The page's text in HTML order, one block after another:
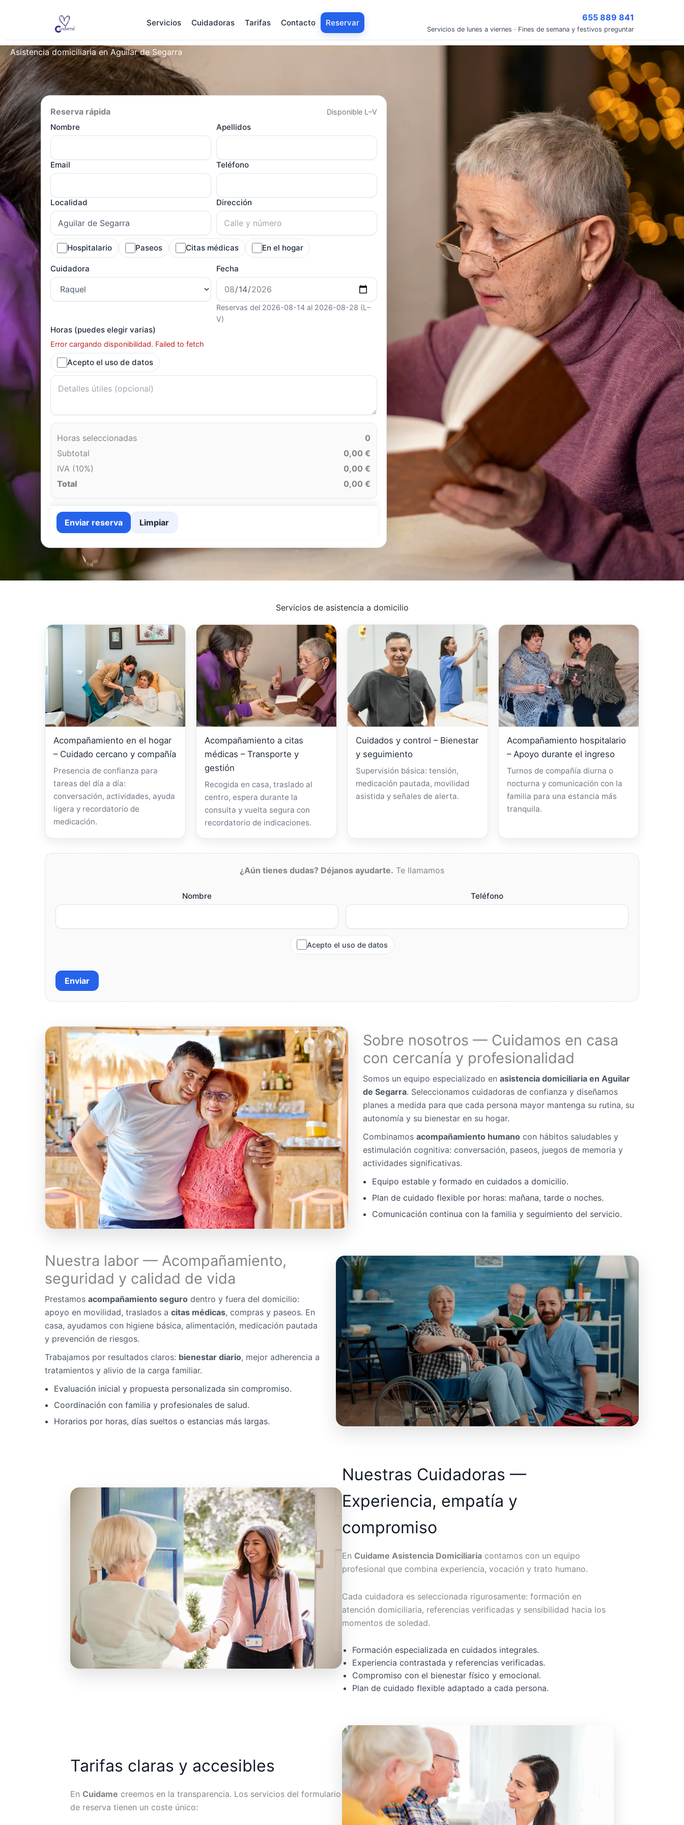
Servicios Cuidadoras Tarifas Contacto Reservar
655 889 841
Servicios de lunes a viernes · Fines de semana y festivos preguntar
Asistencia domiciliaria en Aguilar de Segarra
Reserva rápida Disponible L–V
Nombre Apellidos
Email Teléfono
Localidad Dirección
Hospitalario Paseos Citas médicas En el hogar
Cuidadora Fecha
Reservas del 2026-08-14 al 2026-08-28 (L–
V)
Horas (puedes elegir varias)
Error cargando disponibilidad. Failed to fetch
Acepto el uso de datos
Horas seleccionadas
0
Subtotal
0,00 €
IVA (10%)
0,00 €
Total
0,00 €
Enviar reserva Limpiar
Servicios de asistencia a domicilio
Acompañamiento en el hogar
– Cuidado cercano y compañía
Presencia de confianza para
tareas del día a día:
conversación, actividades, ayuda
ligera y recordatorio de
medicación.
Acompañamiento a citas
médicas – Transporte y
gestión
Recogida en casa, traslado al
centro, espera durante la
consulta y vuelta segura con
recordatorio de indicaciones.
Cuidados y control – Bienestar
y seguimiento
Supervisión básica: tensión,
medicación pautada, movilidad
asistida y señales de alerta.
Acompañamiento hospitalario
– Apoyo durante el ingreso
Turnos de compañía diurna o
nocturna y comunicación con la
familia para una estancia más
tranquila.
¿Aún tienes dudas? Déjanos ayudarte. Te llamamos
Nombre Teléfono
Acepto el uso de datos
Enviar
Sobre nosotros — Cuidamos en casa
con cercanía y profesionalidad
Somos un equipo especializado enasistencia domiciliaria en Aguilar
de Segarra. Seleccionamos cuidadoras de confianza y diseñamos
planes a medida para que cada persona mayor mantenga su rutina, su
autonomía y su bienestar en su hogar.
Combinamosacompañamiento humano con hábitos saludables y
estimulación cognitiva: conversación, paseos, juegos de memoria y
actividades significativas.
Equipo estable y formado en cuidados a domicilio.
Plan de cuidado flexible por horas: mañana, tarde o noches.
Comunicación continua con la familia y seguimiento del servicio.
Nuestra labor — Acompañamiento,
seguridad y calidad de vida
Prestamos acompañamiento seguro dentro y fuera del domicilio:
apoyo en movilidad, traslados a citas médicas, compras y paseos. En
casa, ayudamos con higiene básica, alimentación, medicación pautada
y prevención de riesgos.
Trabajamos por resultados claros: bienestar diario, mejor adherencia a
tratamientos y alivio de la carga familiar.
Evaluación inicial y propuesta personalizada sin compromiso.
Coordinación con familia y profesionales de salud.
Horarios por horas, días sueltos o estancias más largas.
Nuestras Cuidadoras —
Experiencia, empatía y
compromiso
En Cuidame Asistencia Domiciliaria contamos con un equipo
profesional que combina experiencia, vocación y trato humano.
Cada cuidadora es seleccionada rigurosamente: formación en
atención domiciliaria, referencias verificadas y sensibilidad hacia los
momentos de soledad.
Formación especializada en cuidados integrales.
Experiencia contrastada y referencias verificadas.
Compromiso con el bienestar físico y emocional.
Plan de cuidado flexible adaptado a cada persona.
Tarifas claras y accesibles
En Cuidame creemos en la transparencia. Los servicios del formulario
de reserva tienen un coste único: